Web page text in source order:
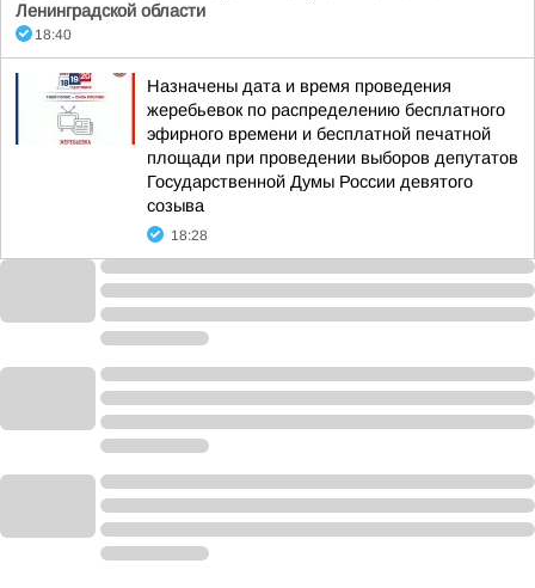
Ленинградской области
18:40
Назначены дата и время проведения
жеребьевок по распределению бесплатного
эфирного времени и бесплатной печатной
площади при проведении выборов депутатов
Государственной Думы России девятого
созыва
18:28